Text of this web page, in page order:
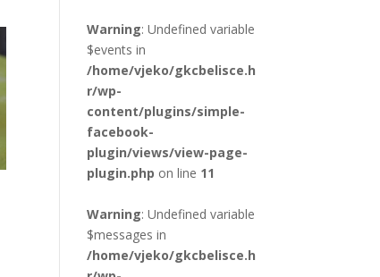
Warning: Undefined variable
$events in
/home/vjeko/gkcbelisce.h
r/wp-
content/plugins/simple-
facebook-
plugin/views/view-page-
plugin.php on line 11
Warning: Undefined variable
$messages in
/home/vjeko/gkcbelisce.h